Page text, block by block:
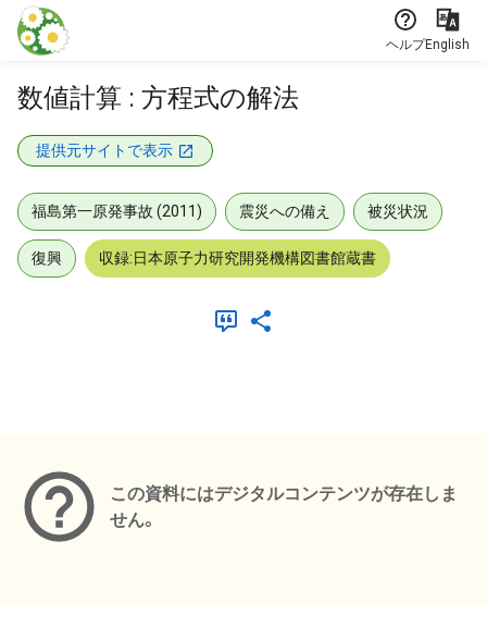
本文に飛ぶ
ヘルプEnglish
数値計算 : 方程式の解法
提供元サイトで表示
福島第一原発事故 (2011) 震災への備え 被災状況
復興 収録:日本原子力研究開発機構図書館蔵書
この資料にはデジタルコンテンツが存在しま
せん。